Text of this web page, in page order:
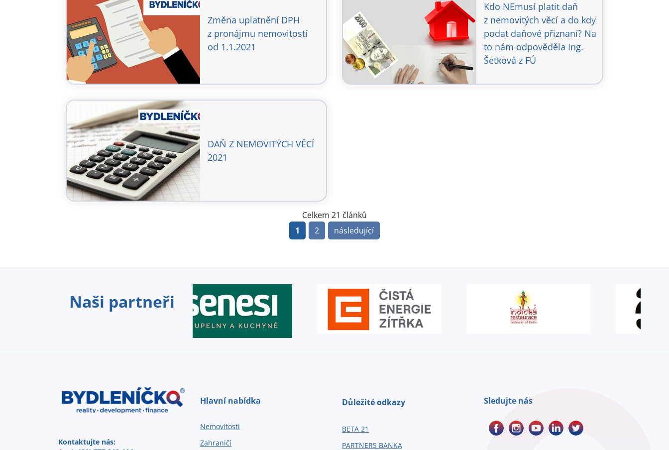
Změna uplatnění DPH
z pronájmu nemovitostí
od 1.1.2021
Kdo NEmusí platit daň
z nemovitých věcí a do kdy
podat daňové přiznaní? Na
to nám odpověděla Ing.
Šetková z FÚ
DAŇ Z NEMOVITÝCH VĚCÍ
2021
21 článků
1
2 následující
Naši partneři
Kontaktujte nás:
Hlavní nabídka
Nemovitosti
Zahraničí
Důležité odkazy
BETA 21
PARTNERS BANKA
Sledujte nás